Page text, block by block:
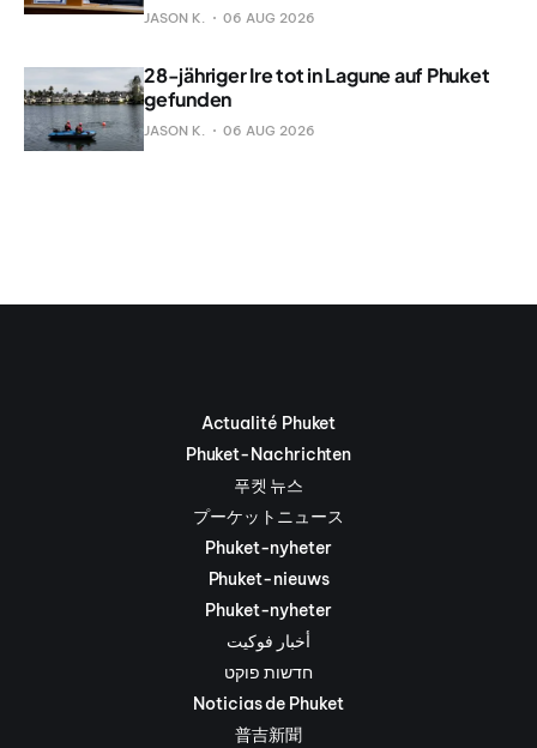
JASON K. 06 AUG 2026
28-jähriger Ire tot in Lagune auf Phuket
gefunden
JASON K. 06 AUG 2026
Actualité Phuket
Phuket-Nachrichten
푸켓 뉴스
プーケットニュース
Phuket-nyheter
Phuket-nieuws
Phuket-nyheter
أخبار فوكيت
חדשות פוקט
Noticias de Phuket
普吉新聞